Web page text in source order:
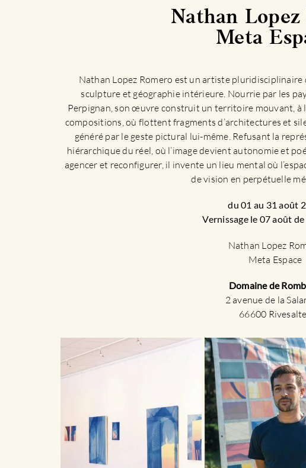
Nathan Lopez
Meta
Nathan Lopez Romero est un artiste
sculpture et géographie intérieure. Nourrie par les
Perpignan, son œuvre construit un territoire mouvant, à
compositions, où flottent fragments d’architectures et
généré par le geste pictural lui-même. Refusant la
hiérarchique du réel, où l’image devient autonomie et
agencer et reconfigurer, il invente un lieu mental où
de vision en perpétuelle
du 01 au 31 août
Vernissage le 07 août
Nathan Lopez
Meta Espace
Domaine de
2 avenue de la
66600